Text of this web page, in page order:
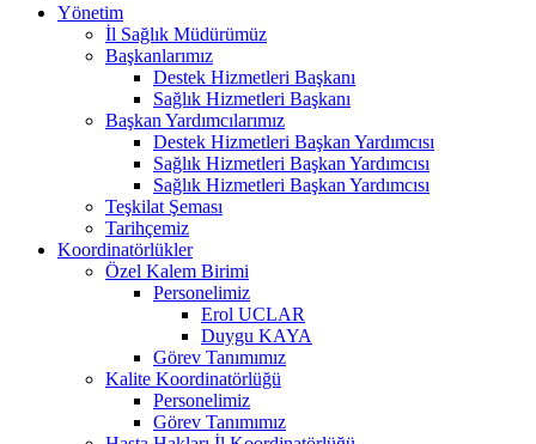
Yönetim
İl Sağlık Müdürümüz
Başkanlarımız
Destek Hizmetleri Başkanı
Sağlık Hizmetleri Başkanı
Başkan Yardımcılarımız
Destek Hizmetleri Başkan Yardımcısı
Sağlık Hizmetleri Başkan Yardımcısı
Sağlık Hizmetleri Başkan Yardımcısı
Teşkilat Şeması
Tarihçemiz
Koordinatörlükler
Özel Kalem Birimi
Personelimiz
Erol UCLAR
Duygu KAYA
Görev Tanımımız
Kalite Koordinatörlüğü
Personelimiz
Görev Tanımımız